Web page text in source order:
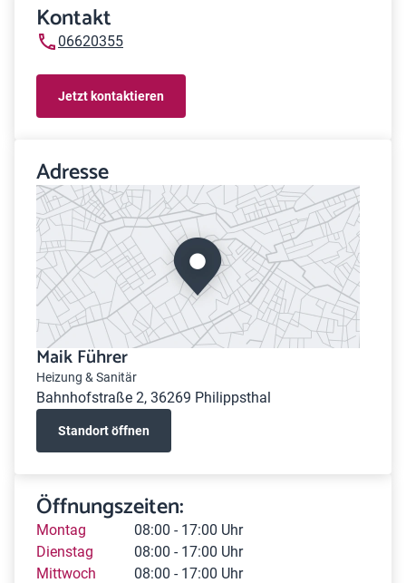
Kontakt
06620355
Jetzt kontaktieren
Adresse
Maik Führer
Heizung & Sanitär
Bahnhofstraße 2, 36269 Philippsthal
Standort öffnen
Öffnungszeiten:
Montag
08:00 - 17:00 Uhr
Dienstag
08:00 - 17:00 Uhr
Mittwoch
08:00 - 17:00 Uhr